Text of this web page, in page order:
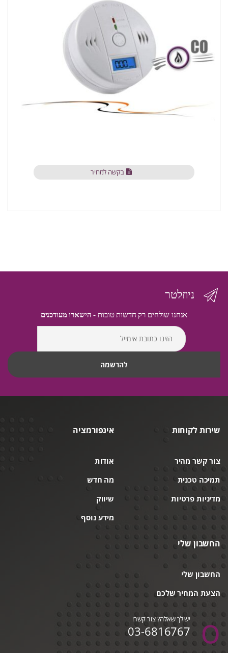
בקשה למחיר
ניוזלטר
אנחנו שולחים רק חדשות טובות - הישארו מעודכנים
שירות לקוחות
צור קשר מהיר
תמיכה טכנית
מדיניות פרטיות
אינפורמציה
אודות
מה חדש
שיווק
מידע נוסף
החשבון שלי
החשבון שלי
הצעת המחיר שלכם
יש לך שאלה? צור קשר!
03-6816767